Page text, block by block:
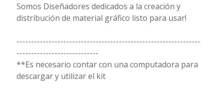
Somos Diseñadores dedicados a la creación y
distribución de material gráfico listo para usar!
---------------------------------------------------------------
----------------------------
**Es necesario contar con una computadora para
descargar y utilizar el kit